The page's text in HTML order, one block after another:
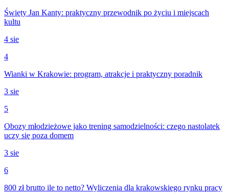
Święty Jan Kanty: praktyczny przewodnik po życiu i miejscach
kultu
4 sie
4
Wianki w Krakowie: program, atrakcje i praktyczny poradnik
3 sie
5
Obozy młodzieżowe jako trening samodzielności: czego nastolatek
uczy się poza domem
3 sie
6
800 zł brutto ile to netto? Wyliczenia dla krakowskiego rynku pracy